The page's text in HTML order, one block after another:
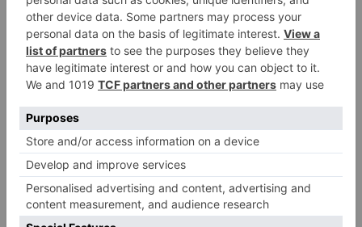
Esta operación se enmarca en el denominado
Plan Operativo de Respuesta Policial al Tráfico
Minorista y Consumo de Drogas en Zonas,
Lugares y Locales de Ocio y Diversión, cuyo
objetivo es prevenir y reducir la oferta al
consumidor.
policía nacional desarticula punto
negro
venta